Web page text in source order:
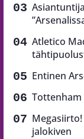
Atletico
Entinen
Tottenham
jalokiven